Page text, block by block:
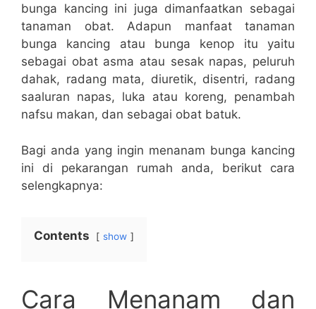
bunga kancing ini juga dimanfaatkan sebagai
tanaman obat. Adapun manfaat tanaman
bunga kancing atau bunga kenop itu yaitu
sebagai obat asma atau sesak napas, peluruh
dahak, radang mata, diuretik, disentri, radang
saaluran napas, luka atau koreng, penambah
nafsu makan, dan sebagai obat batuk.
Bagi anda yang ingin menanam bunga kancing
ini di pekarangan rumah anda, berikut cara
selengkapnya:
Contents show
Cara Menanam dan